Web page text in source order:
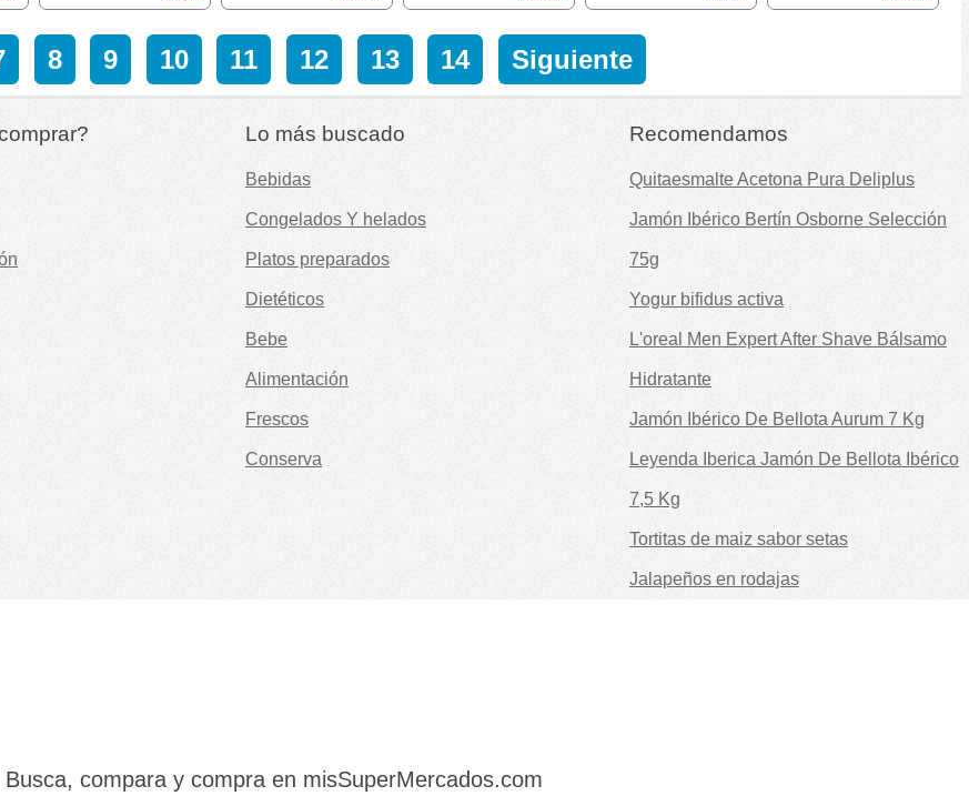
Gramos
8 9 10 11 12 13 14 Siguiente
Lo más buscado
Bebidas
Congelados Y helados
Platos preparados
Dietéticos
Bebe
Alimentación
Frescos
Conserva
Recomendamos
Quitaesmalte Acetona Pura Deliplus
Jamón Ibérico Bertín Osborne Selección
75g
Yogur bifidus activa
L'oreal Men Expert After Shave Bálsamo
Hidratante
Jamón Ibérico De Bellota Aurum 7 Kg
Leyenda Iberica Jamón De Bellota Ibérico
7,5 Kg
Tortitas de maiz sabor setas
Jalapeños en rodajas
Busca, compara y compra en misSuperMercados.com